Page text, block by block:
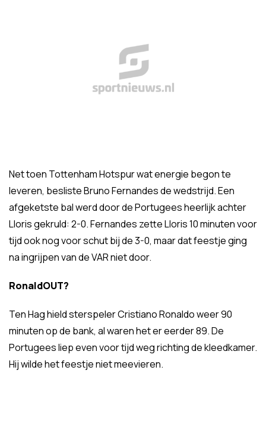
Net toen Tottenham Hotspur wat energie begon te
leveren, besliste Bruno Fernandes de wedstrijd. Een
afgeketste bal werd door de Portugees heerlijk achter
Lloris gekruld: 2-0. Fernandes zette Lloris 10 minuten voor
tijd ook nog voor schut bij de 3-0, maar dat feestje ging
na ingrijpen van de VAR niet door.
RonaldOUT?
Ten Hag hield sterspeler Cristiano Ronaldo weer 90
minuten op de bank, al waren het er eerder 89. De
Portugees liep even voor tijd weg richting de kleedkamer.
Hij wilde het feestje niet meevieren.